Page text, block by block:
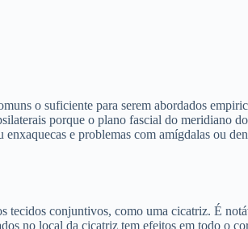
o suficiente para serem abordados
porque o plano fascial do meridiano
e problemas com amígdalas ou
tecidos conjuntivos, como uma cicatriz. É
no local da cicatriz tem efeitos em todo o